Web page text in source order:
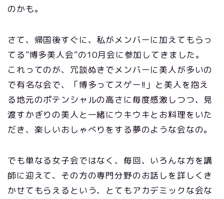
のかも。
さて、帰国後すぐに、私がメンバーに加えてもらっ
てる”博多美人会”の10月会に参加してきました。
これってのが、冗談ぬきでメンバーに美人が多いの
で有名な会で、「博多ってスゲー!!」と美人を抱え
る地元のポテンシャルの高さに毎度感激しつつ、見
渡すかぎりの美人と一緒にウキウキとお料理をいた
だき、楽しいおしゃべりをする夢のような会なの。
でも単なる女子会ではなく、毎回、いろんな方を講
師に迎えて、その方の専門分野のお話しを詳しくき
かせてもらえるという、とてもアカデミックな会な